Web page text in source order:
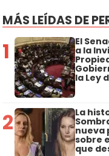
MÁS LEÍDAS DE
1 El
a la
la Ley
2 La
nueva
sobre
que